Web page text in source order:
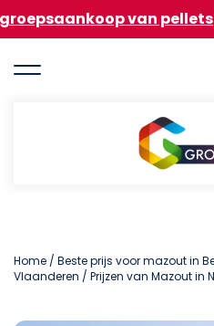
en
de
van pellets|ℹ️
Groupasol
Home / Beste prijs voor mazout in
Vlaanderen / Prijzen van Mazout in